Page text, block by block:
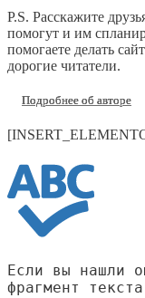
P.S. Расскажите
помогут и им
помогаете делать
дорогие читатели.
Подробнее об авторе
Если вы нашли
фрагмент